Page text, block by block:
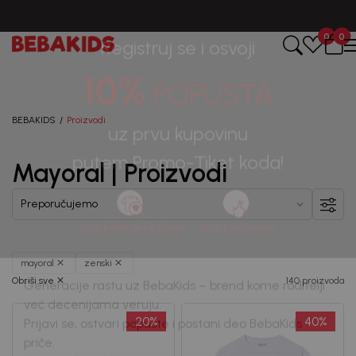
0
0
BEBAKIDS Proizvodi
Mayoral | Proizvodi
mayoral
zenski
140 proizvoda
Obriši sve
20% 40%
10%
uz prvu kupovinu
putem Promo-Tiket koda!
Generacije rastu uz BebaKids – brend kome roditelji
već decenijama veruju.